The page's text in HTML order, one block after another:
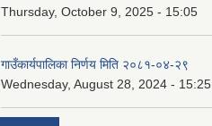
Thursday, October 9, 2025 - 15:05
गाउँकार्यपालिका निर्णय मिति २०८१-०४-२९
Wednesday, August 28, 2024 - 15:25